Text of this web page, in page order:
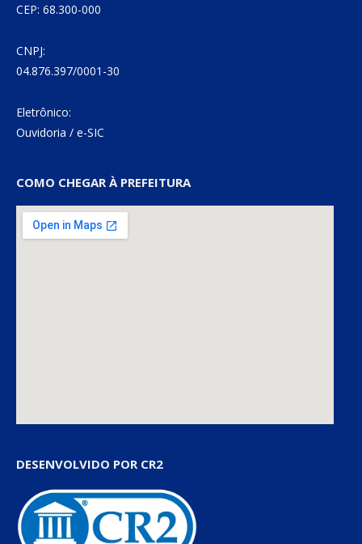
CEP: 68.300-000
CNPJ:
04.876.397/0001-30
Eletrônico:
Ouvidoria / e-SIC
COMO CHEGAR À PREFEITURA
DESENVOLVIDO POR CR2